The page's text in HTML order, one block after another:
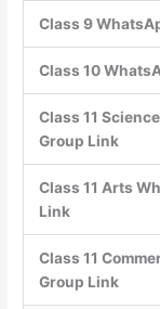
Class 9
Class 10
Class 11
Group Link
Class 11 Arts
Link
Class 11
Group Link